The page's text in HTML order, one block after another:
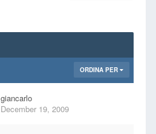
ORDINA PER
giancarlo
December 19, 2009